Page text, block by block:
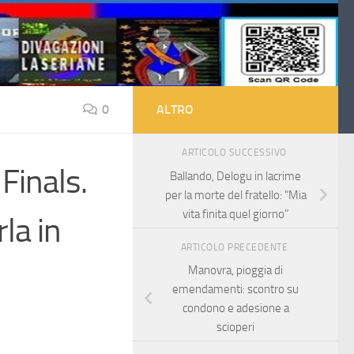
0
in
ALTRO
ARTICOLO SUCCESSIVO
Ballando, Delogu in lacrime
per la morte del fratello: “Mia
vita finita quel giorno”
ARTICOLO PRECEDENTE
Manovra, pioggia di
emendamenti: scontro su
condono e adesione a
scioperi